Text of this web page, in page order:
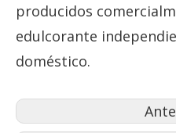
producidos
edulcorante
doméstico.